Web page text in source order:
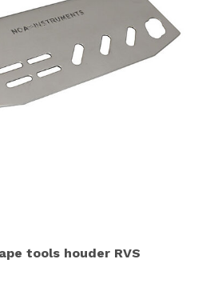
tools houder RVS